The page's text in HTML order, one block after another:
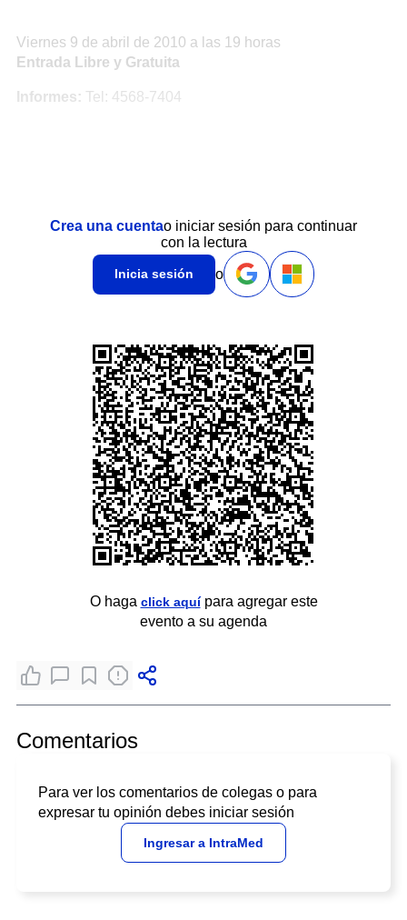
Viernes 9 de abril de 2010 a las 19 horas
Entrada Libre y Gratuita
Informes: Tel: 4568-7404
Crea una cuentao iniciar sesión para continuar
con la lectura
Inicia sesión o
O haga click aquípara agregar este
evento a su agenda
Comentarios
Para ver los comentarios de colegas o para
expresar tu opinión debes iniciar sesión
Ingresar a IntraMed